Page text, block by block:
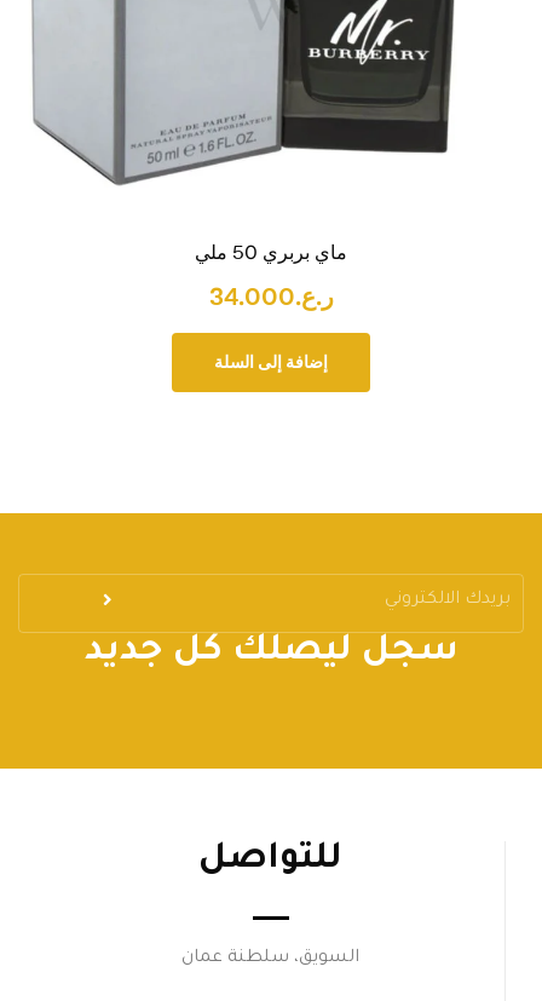
ماي بربري 50 ملي
ر.ع.34.000
إضافة إلى السلة
سجل ليصلك كل جديد
للتواصل
السويق، سلطنة عمان